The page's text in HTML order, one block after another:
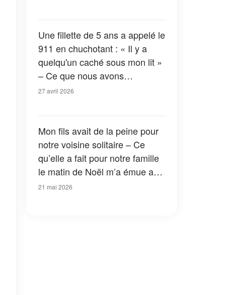
Une fillette de 5 ans a appelé le
911 en chuchotant : « Il y a
quelqu'un caché sous mon lit »
– Ce que nous avons
découvert m'a glacé le sang
27 avril 2026
Mon fils avait de la peine pour
notre voisine solitaire – Ce
qu’elle a fait pour notre famille
le matin de Noël m’a émue aux
larmes
21 mai 2026